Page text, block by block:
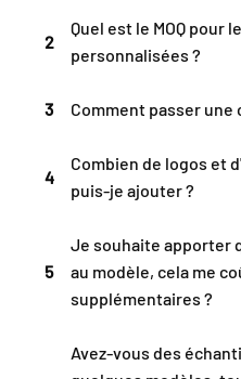
2
Quel est le MOQ pour
personnalisées ?
3 Comment passer une
4
Combien de logos et
puis-je ajouter ?
5
Je souhaite apporter
au modèle, cela me
supplémentaires ?
Avez-vous des